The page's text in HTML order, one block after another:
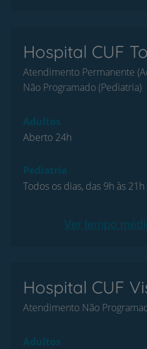
Hospital CUF
Atendimento Permanente
Não Programado (Pediatria)
Adultos
Aberto 24h
Pediatria
Todos os dias, das 9h às 21h
Ver tempo
Hospital CUF
Atendimento Não
Adultos